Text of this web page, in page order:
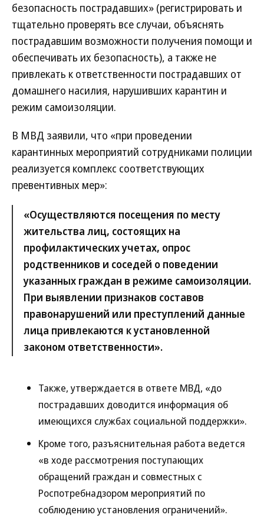
безопасность пострадавших» (регистрировать и
тщательно проверять все случаи, объяснять
пострадавшим возможности получения помощи и
обеспечивать их безопасность), а также не
привлекать к ответственности пострадавших от
домашнего насилия, нарушивших карантин и
режим самоизоляции.
В МВД заявили, что «при проведении
карантинных мероприятий сотрудниками полиции
реализуется комплекс соответствующих
превентивных мер»:
«Осуществляются посещения по месту
жительства лиц, состоящих на
профилактических учетах, опрос
родственников и соседей о поведении
указанных граждан в режиме самоизоляции.
При выявлении признаков составов
правонарушений или преступлений данные
лица привлекаются к установленной
законом ответственности».
Также, утверждается в ответе МВД, «до
пострадавших доводится информация об
имеющихся службах социальной поддержки».
Кроме того, разъяснительная работа ведется
«в ходе рассмотрения поступающих
обращений граждан и совместных с
Роспотребнадзором мероприятий по
соблюдению установления ограничений».